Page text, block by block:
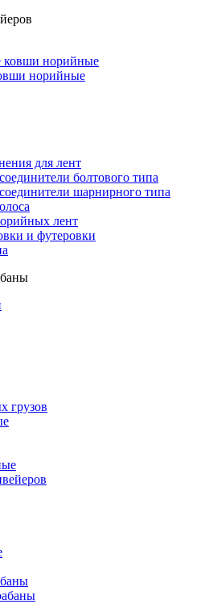
ковши норийные
норийные
для лент
болтового типа
шарнирного типа
лент
и футеровки
грузов